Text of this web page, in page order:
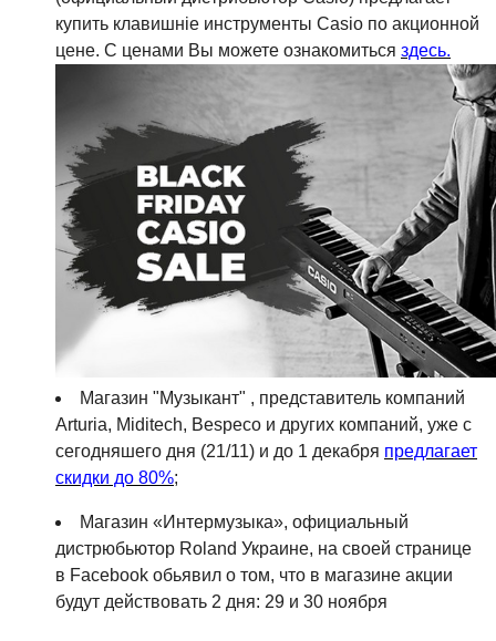
купить клавишніе инструменты Casio по акционной
цене. С ценами Вы можете ознакомиться здесь.
Магазин "Музыкант" , представитель компаний
Arturia, Miditech, Bespeco и других компаний, уже с
сегодняшего дня (21/11) и до 1 декабря предлагает
скидки до 80%;
Магазин «Интермузыка», официальный
дистрюбьютор Roland Украине, на своей странице
в Facebook обьявил о том, что в магазине акции
будут действовать 2 дня: 29 и 30 ноября